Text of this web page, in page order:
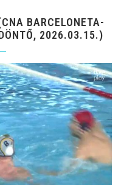
BARCELONETA-
2026.03.15.)